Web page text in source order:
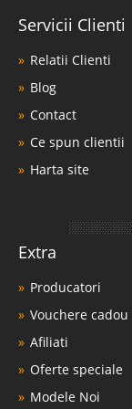
baieti ce poate fi
masa de scris pentru
Servicii Clienti
Relatii Clienti
Blog
Contact
Ce spun clientii
Harta site
Extra
Producatori
Vouchere cadou
Afiliati
Oferte speciale
Modele Noi